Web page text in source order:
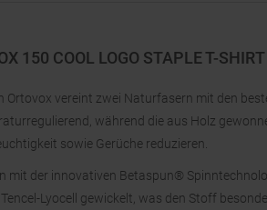
150 COOL LOGO STAPLE T-
Ortovox vereint zwei Naturfasern mit den
während die aus Holz
sowie Gerüche reduzieren.
mit der innovativen Betaspun®
Lyocell gewickelt, was den Stoff